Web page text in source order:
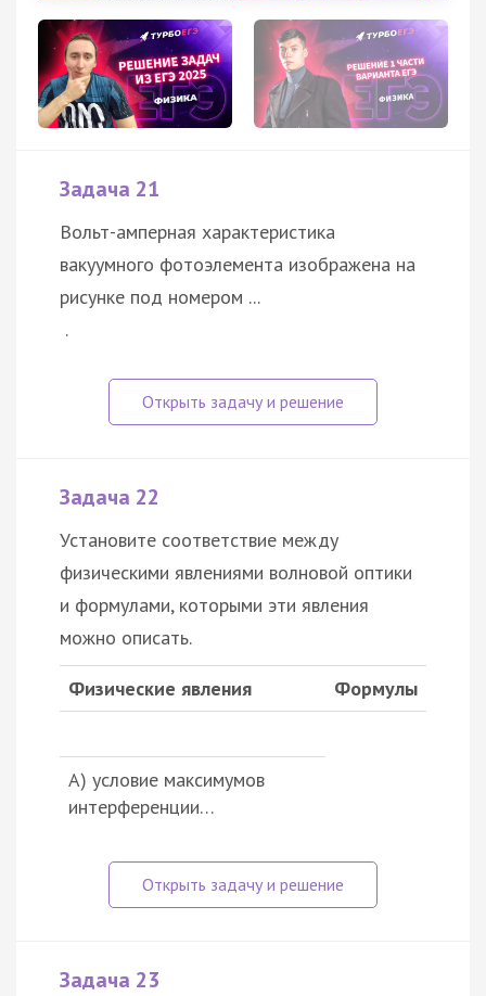
Задача 21
Вольт-амперная характеристика
вакуумного фотоэлемента изображена на
рисунке под номером ...
.
Задача 22
Установите соответствие между
физическими явлениями волновой оптики
и формулами, которыми эти явления
можно описать.
Физические явления Формулы
А) условие максимумов
интерференции…
Задача 23